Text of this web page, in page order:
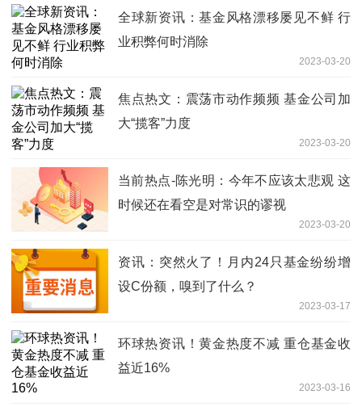
全球新资讯：基金风格漂移屡见不鲜 行
业积弊何时消除
2023-03-20
焦点热文：震荡市动作频频 基金公司加
大“揽客”力度
2023-03-20
当前热点-陈光明：今年不应该太悲观 这
时候还在看空是对常识的谬视
2023-03-20
资讯：突然火了！月内24只基金纷纷增
设C份额，嗅到了什么？
2023-03-17
环球热资讯！黄金热度不减 重仓基金收
益近16%
2023-03-16